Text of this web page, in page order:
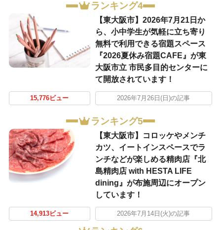
ランキング4
【東大阪市】2026年7月21日か
ら、小中学生が気軽に立ち寄り
無料で利用できる宿題スペース
『2026夏休み宿題CAFE』が東
大阪市立 市民多目的センターに
て開放されています！
15,776ビュー 2026年7月26日(日)の記事
ランキング5
【東大阪市】コロッケやメンチ
カツ、イートインスペースでラ
ンチなどが楽しめる精肉店『北
島精肉店 with HESTA LIFE
dining』が布施周辺にオープン
しています！
14,913ビュー 2026年7月14日(火)の記事